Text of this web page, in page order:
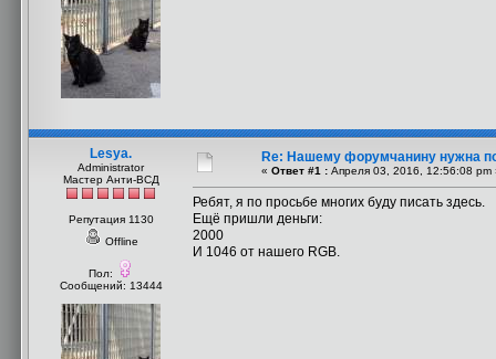
Lesya.
Administrator
Мастер Анти-ВСД
Репутация 1130
Offline
Пол:
Сообщений: 13444
Re: Нашему форумчанину нужна
« Ответ #1 : Апреля 03, 2016, 12:56:08 pm
Ребят, я по просьбе многих буду писать здесь.
Ещё пришли деньги:
2000
И 1046 от нашего RGB.